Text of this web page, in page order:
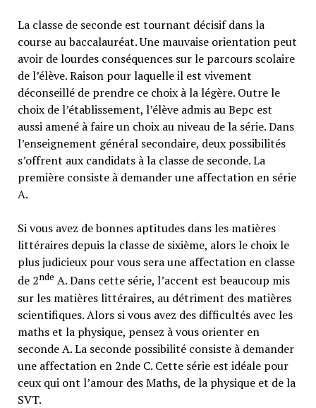
La classe de seconde est tournant décisif dans la
course au baccalauréat. Une mauvaise orientation peut
avoir de lourdes conséquences sur le parcours scolaire
de l’élève. Raison pour laquelle il est vivement
déconseillé de prendre ce choix à la légère. Outre le
choix de l’établissement, l’élève admis au Bepc est
aussi amené à faire un choix au niveau de la série. Dans
l’enseignement général secondaire, deux possibilités
s’offrent aux candidats à la classe de seconde. La
première consiste à demander une affectation en série
A.
Si vous avez de bonnes aptitudes dans les matières
littéraires depuis la classe de sixième, alors le choix le
plus judicieux pour vous sera une affectation en classe
de 2nde A. Dans cette série, l’accent est beaucoup mis
sur les matières littéraires, au détriment des matières
scientifiques. Alors si vous avez des difficultés avec les
maths et la physique, pensez à vous orienter en
seconde A. La seconde possibilité consiste à demander
une affectation en 2nde C. Cette série est idéale pour
ceux qui ont l’amour des Maths, de la physique et de la
SVT.